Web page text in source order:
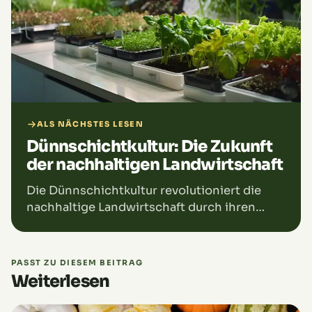
ALS NÄCHSTES LESEN
Dünnschichtkultur: Die Zukunft
der nachhaltigen Landwirtschaft
Die Dünnschichtkultur revolutioniert die
nachhaltige Landwirtschaft durch ihren
Methode (Nutrient Film Technique), bei der
Pflanzenwurzeln in einem dünnen
Nährstofffilm gedeihen. Dies ermöglicht
eine optimale Wassereffizienz und
PASST ZU DIESEM BEITRAG
Weiterlesen